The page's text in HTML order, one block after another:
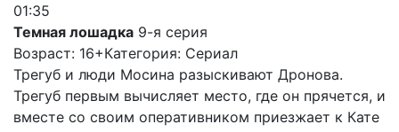
01:35
Темная лошадка 9-я серия
Возраст: 16+Категория: Сериал
Трегуб и люди Мосина разыскивают Дронова.
Трегуб первым вычисляет место, где он прячется, и
вместе со своим оперативником приезжает к Кате